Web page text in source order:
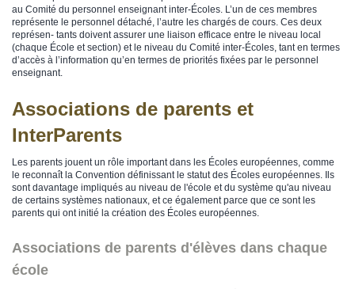
au Comité du personnel enseignant inter-Écoles. L’un de ces membres
représente le personnel détaché, l’autre les chargés de cours. Ces deux
représen- tants doivent assurer une liaison efficace entre le niveau local
(chaque École et section) et le niveau du Comité inter-Écoles, tant en termes
d’accès à l’information qu’en termes de priorités fixées par le personnel
enseignant.
Associations de parents et
InterParents
Les parents jouent un rôle important dans les Écoles européennes, comme
le reconnaît la Convention définissant le statut des Écoles européennes. Ils
sont davantage impliqués au niveau de l'école et du système qu'au niveau
de certains systèmes nationaux, et ce également parce que ce sont les
parents qui ont initié la création des Écoles européennes.
Associations de parents d'élèves dans chaque
école